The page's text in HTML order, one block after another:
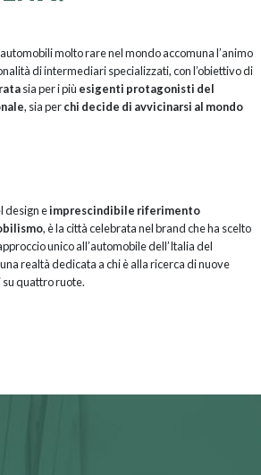
molto rare nel mondo accomuna l’animo
di intermediari specializzati, con l’obiettivo di
sia per i più esigenti protagonisti del
, sia perchi decide di avvicinarsi al mondo
design eimprescindibile riferimento
, è la città celebrata nel brand che ha scelto
unico all’automobile dell’Italia del
realtà dedicata a chi è alla ricerca di nuove
su quattro ruote.